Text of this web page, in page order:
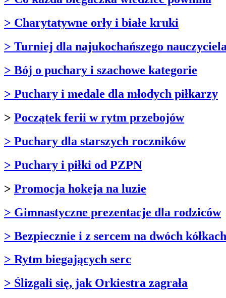
> Charytatywne orły i białe kruki
> Turniej dla najukochańszego
> Bój o puchary i szachowe kategorie
> Puchary i medale dla młodych piłkarzy
> Początek ferii w rytm przebojów
> Puchary dla starszych roczników
> Puchary i piłki od PZPN
> Promocja hokeja na luzie
> Gimnastyczne prezentacje dla rodziców
> Bezpiecznie i z sercem na dwóch kółkach
> Rytm biegających serc
> Ślizgali się, jak Orkiestra zagrała